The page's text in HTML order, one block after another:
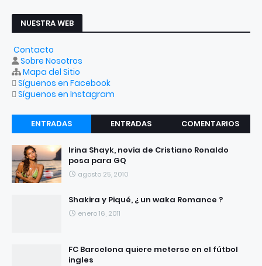
NUESTRA WEB
Contacto
Sobre Nosotros
Mapa del Sitio
Síguenos en Facebook
Síguenos en Instagram
ENTRADAS
RECIENTES
ENTRADAS
COMENTARIOS
Irina Shayk, novia de Cristiano Ronaldo
posa para GQ
agosto 25, 2010
Shakira y Piqué, ¿ un waka Romance ?
enero 16, 2011
FC Barcelona quiere meterse en el fútbol
ingles